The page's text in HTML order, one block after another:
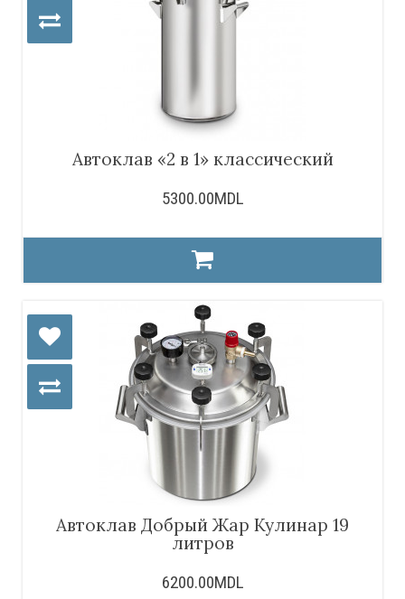
Автоклав «2 в 1» классический
5300.00MDL
Автоклав Добрый Жар Кулинар 19
литров
6200.00MDL